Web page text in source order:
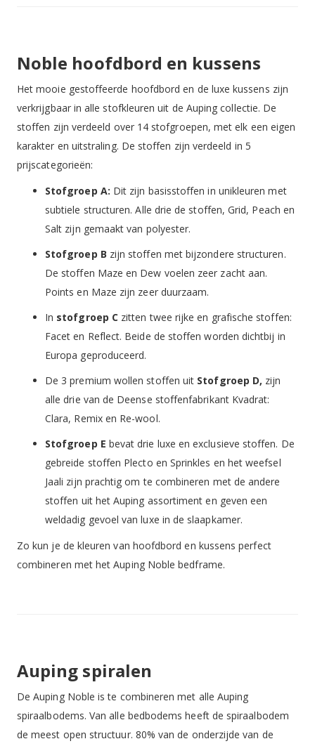
Noble hoofdbord en kussens
Het mooie gestoffeerde hoofdbord en de luxe kussens zijn
verkrijgbaar in alle stofkleuren uit de Auping collectie. De
stoffen zijn verdeeld over 14 stofgroepen, met elk een eigen
karakter en uitstraling. De stoffen zijn verdeeld in 5
prijscategorieën:
Stofgroep A: Dit zijn basisstoffen in unikleuren met
subtiele structuren. Alle drie de stoffen, Grid, Peach en
Salt zijn gemaakt van polyester.
Stofgroep B zijn stoffen met bijzondere structuren.
De stoffen Maze en Dew voelen zeer zacht aan.
Points en Maze zijn zeer duurzaam.
In stofgroep C zitten twee rijke en grafische stoffen:
Facet en Reflect. Beide de stoffen worden dichtbij in
Europa geproduceerd.
De 3 premium wollen stoffen uit Stofgroep D, zijn
alle drie van de Deense stoffenfabrikant Kvadrat:
Clara, Remix en Re-wool.
Stofgroep E bevat drie luxe en exclusieve stoffen. De
gebreide stoffen Plecto en Sprinkles en het weefsel
Jaali zijn prachtig om te combineren met de andere
stoffen uit het Auping assortiment en geven een
weldadig gevoel van luxe in de slaapkamer.
Zo kun je de kleuren van hoofdbord en kussens perfect
combineren met het Auping Noble bedframe.
Auping spiralen
De Auping Noble is te combineren met alle Auping
spiraalbodems. Van alle bedbodems heeft de spiraalbodem
de meest open structuur. 80% van de onderzijde van de